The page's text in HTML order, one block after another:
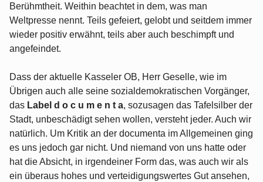
Berühmtheit. Weithin beachtet in dem, was man
Weltpresse nennt. Teils gefeiert, gelobt und seitdem immer
wieder positiv erwähnt, teils aber auch beschimpft und
angefeindet.
Dass der aktuelle Kasseler OB, Herr Geselle, wie im
Übrigen auch alle seine sozialdemokratischen Vorgänger,
das Label d o c u m e n t a, sozusagen das Tafelsilber der
Stadt, unbeschädigt sehen wollen, versteht jeder. Auch wir
natürlich. Um Kritik an der documenta im Allgemeinen ging
es uns jedoch gar nicht. Und niemand von uns hatte oder
hat die Absicht, in irgendeiner Form das, was auch wir als
ein überaus hohes und verteidigungswertes Gut ansehen,